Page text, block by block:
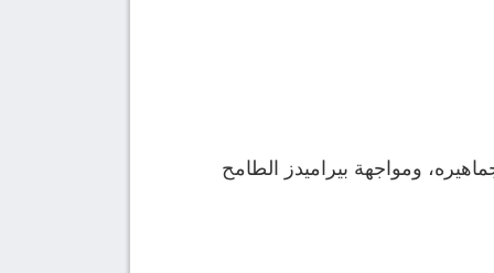
ومواجهة بيراميدز الطامح